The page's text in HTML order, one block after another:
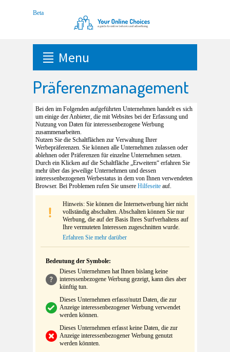
Menu
Präferenzmanagement
Bei den im Folgenden aufgeführten Unternehmen handelt es sich
um einige der Anbieter, die mit Websites bei der Erfassung und
Nutzung von Daten für interessenbezogene Werbung
zusammenarbeiten.
Nutzen Sie die Schaltflächen zur Verwaltung Ihrer
Werbepräferenzen. Sie können alle Unternehmen zulassen oder
ablehnen oder Präferenzen für einzelne Unternehmen setzen.
Durch ein Klicken auf die Schaltfläche „Erweitern“ erfahren Sie
mehr über das jeweilige Unternehmen und dessen
interessenbezogenen Werbestatus in dem von Ihnen verwendeten
Browser. Bei Problemen rufen Sie unsere Hilfeseite auf.
Hinweis: Sie können die Internetwerbung hier nicht
vollständig abschalten. Abschalten können Sie nur
Werbung, die auf der Basis Ihres Surfverhaltens auf
Ihre vermuteten Interessen zugeschnitten wurde.
Erfahren Sie mehr darüber
Bedeutung der Symbole:
Dieses Unternehmen hat Ihnen bislang keine
interessenbezogene Werbung gezeigt, kann dies aber
künftig tun.
Dieses Unternehmen erfasst/nutzt Daten, die zur
Anzeige interessenbezogener Werbung verwendet
werden können.
Dieses Unternehmen erfasst keine Daten, die zur
Anzeige interessenbezogener Werbung genutzt
werden könnten.